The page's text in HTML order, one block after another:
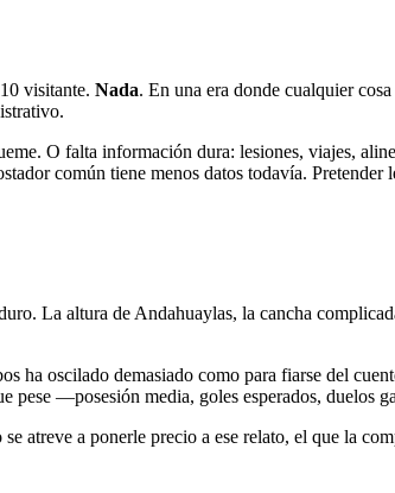
visitante. Nada. En una era donde cualquier
O falta información dura: lesiones, viajes,
común tiene menos datos todavía.
La altura de Andahuaylas, la cancha
ha oscilado demasiado como para fiarse del
pese —posesión media, goles esperados,
atreve a ponerle precio a ese relato, el que la